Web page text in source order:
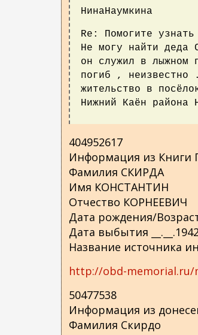
НинаНаумкина
Re: Помогите
Не могу найти деда
он служил в лыжном
погиб , неизвестно
жительство в
Нижний Каён района
404952617
Информация из Книги
Фамилия СКИРДА
Имя КОНСТАНТИН
Отчество КОРНЕЕВИЧ
Дата рождения/Возраст
Дата выбытия __.__.1942
Название источника
http://obd-memorial.ru/
50477538
Информация из
Фамилия Скирдо